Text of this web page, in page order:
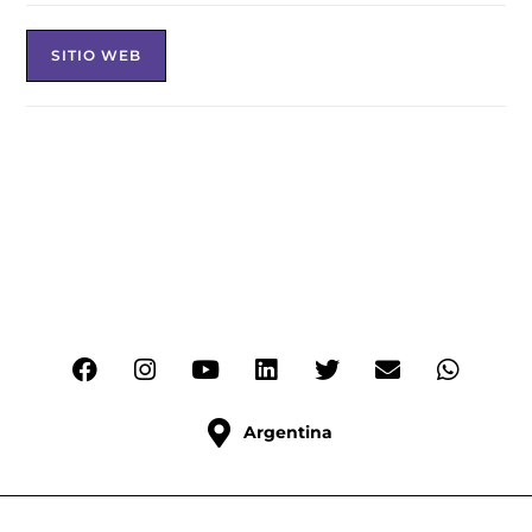
SITIO WEB
Argentina